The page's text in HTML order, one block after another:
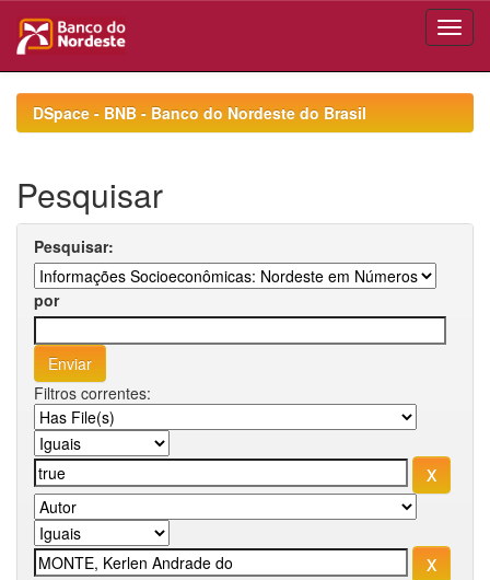
navigationDSpace - BNB - Banco do Nordeste do Brasil
Pesquisar
Pesquisar:
por
Filtros correntes: